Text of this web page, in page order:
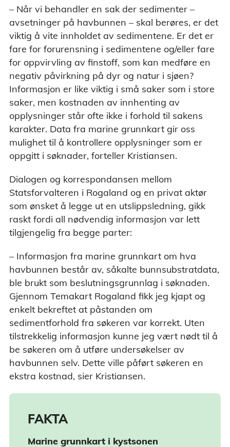
– Når vi behandler en sak der sedimenter –
avsetninger på havbunnen – skal berøres, er det
viktig å vite innholdet av sedimentene. Er det er
fare for forurensning i sedimentene og/eller fare
for oppvirvling av finstoff, som kan medføre en
negativ påvirkning på dyr og natur i sjøen?
Informasjon er like viktig i små saker som i store
saker, men kostnaden av innhenting av
opplysninger står ofte ikke i forhold til sakens
karakter. Data fra marine grunnkart gir oss
mulighet til å kontrollere opplysninger som er
oppgitt i søknader, forteller Kristiansen.
Dialogen og korrespondansen mellom
Statsforvalteren i Rogaland og en privat aktør
som ønsket å legge ut en utslippsledning, gikk
raskt fordi all nødvendig informasjon var lett
tilgjengelig fra begge parter:
– Informasjon fra marine grunnkart om hva
havbunnen består av, såkalte bunnsubstratdata,
ble brukt som beslutningsgrunnlag i søknaden.
Gjennom Temakart Rogaland fikk jeg kjapt og
enkelt bekreftet at påstanden om
sedimentforhold fra søkeren var korrekt. Uten
tilstrekkelig informasjon kunne jeg vært nødt til å
be søkeren om å utføre undersøkelser av
havbunnen selv. Dette ville påført søkeren en
ekstra kostnad, sier Kristiansen.
FAKTA
Marine grunnkart i kystsonen